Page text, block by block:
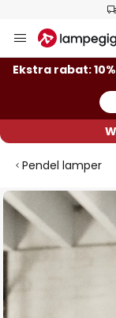
to
Content
Ekstra rabat:
Pendel lamper
Gå
til
slutningen
af
billedgalleriet